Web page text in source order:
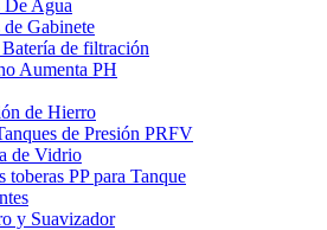
De Agua
de Gabinete
de filtración
Aumenta PH
de Hierro
de Presión PRFV
de Vidrio
toberas PP para Tanque
y Suavizador